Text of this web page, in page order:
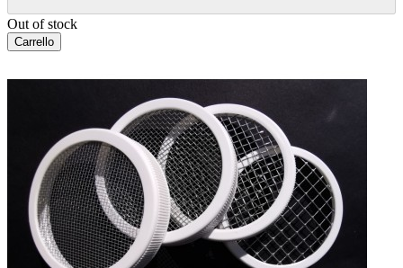
Out of stock
Carrello